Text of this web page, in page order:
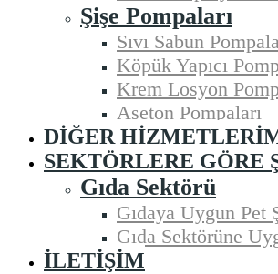
Şişe Pompaları
Sıvı Sabun
Köpük Yapıcı
Krem Losyon
Aseton Pompaları
DIĞER
SEKTÖRLERE GÖRE
Gıda Sektörü
Gıdaya Uygun Pet
Gıda Sektörüne
İLETIŞIM